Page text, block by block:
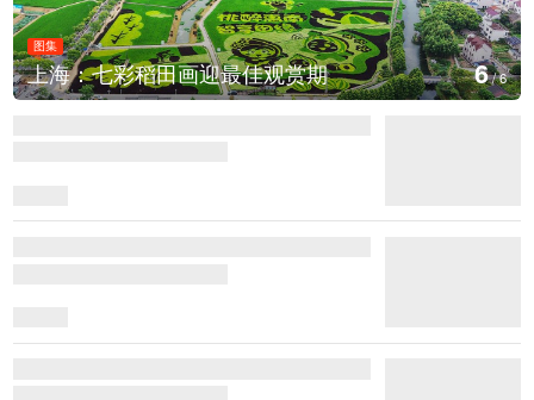
图集
厄瓜多尔总统诺沃亚会见阿根廷总统米莱
1/6